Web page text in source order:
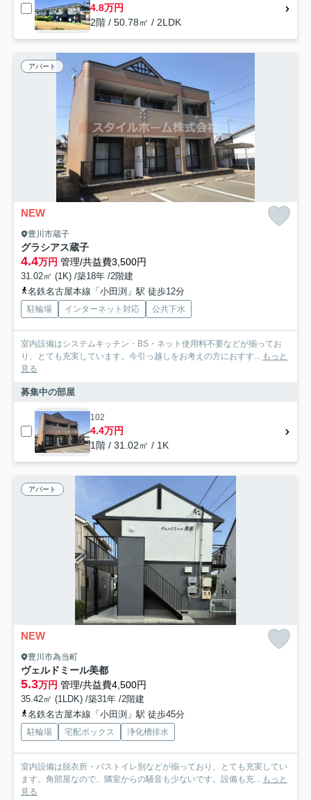
4.8万円
2階 / 50.78㎡ / 2LDK
アパート
NEW
豊川市蔵子
グラシアス蔵子
4.4万円 管理/共益費3,500円
31.02㎡ (1K) /築18年 /2階建
名鉄名古屋本線「小田渕」駅 徒歩12分
駐輪場 インターネット対応 公共下水
室内設備はシステムキッチン・BS・ネット使用料不要などが揃ってお
り、とても充実しています。今引っ越しをお考えの方におすす...
もっと
見る
募集中の部屋
102
4.4万円
1階 / 31.02㎡ / 1K
アパート
NEW
豊川市為当町
ヴェルドミール美都
5.3万円 管理/共益費4,500円
35.42㎡ (1LDK) /築31年 /2階建
名鉄名古屋本線「小田渕」駅 徒歩45分
駐輪場 宅配ボックス 浄化槽排水
室内設備は脱衣所・バストイレ別などが揃っており、とても充実してい
ます。角部屋なので、隣室からの騒音も少ないです。設備も充...
もっと
見る